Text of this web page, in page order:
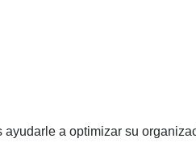
ayudarle a optimizar su